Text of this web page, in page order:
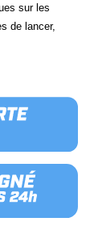
sur les
de lancer,